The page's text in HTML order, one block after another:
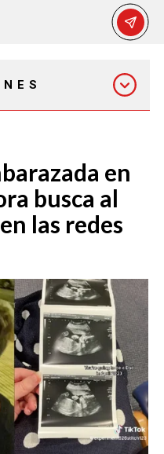
PM
PM
en
busca al
las redes